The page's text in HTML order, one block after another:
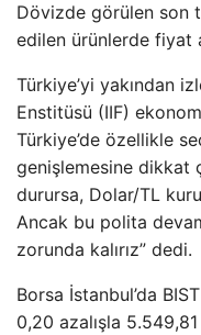
Dövizde görülen son
edilen ürünlerde fiyat
Türkiye’yi yakından
Enstitüsü (IIF)
Türkiye’de özellikle
genişlemesine dikkat
durursa, Dolar/TL
Ancak bu polita
zorunda kalırız” dedi.
Borsa İstanbul’da
0,20 azalışla